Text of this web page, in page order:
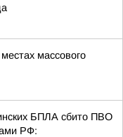
массового
БПЛА сбито ПВО
РФ: